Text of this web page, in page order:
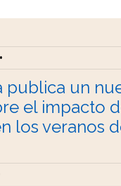
•
publica un
el impacto
los veranos